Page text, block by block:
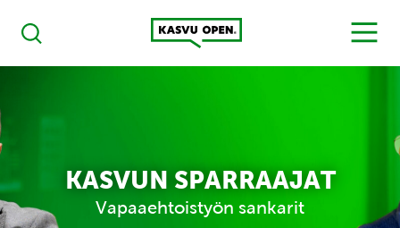
Haku
Kasvu Open
MENU
KASVUN SPARRAAJAT
Vapaaehtoistyön sankarit